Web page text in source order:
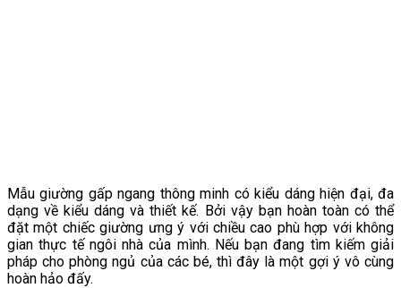
Mẫu giường gấp ngang thông minh có kiểu dáng hiện đại, đa
dạng về kiểu dáng và thiết kế. Bởi vậy bạn hoàn toàn có thể
đặt một chiếc giường ưng ý với chiều cao phù hợp với không
gian thực tế ngôi nhà của mình. Nếu bạn đang tìm kiếm giải
pháp cho phòng ngủ của các bé, thì đây là một gợi ý vô cùng
hoàn hảo đấy.